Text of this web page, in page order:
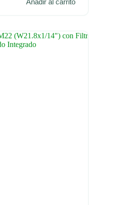
Añadir al carrito